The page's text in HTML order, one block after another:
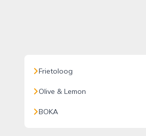
Frietoloog
Olive & Lemon
BOKA